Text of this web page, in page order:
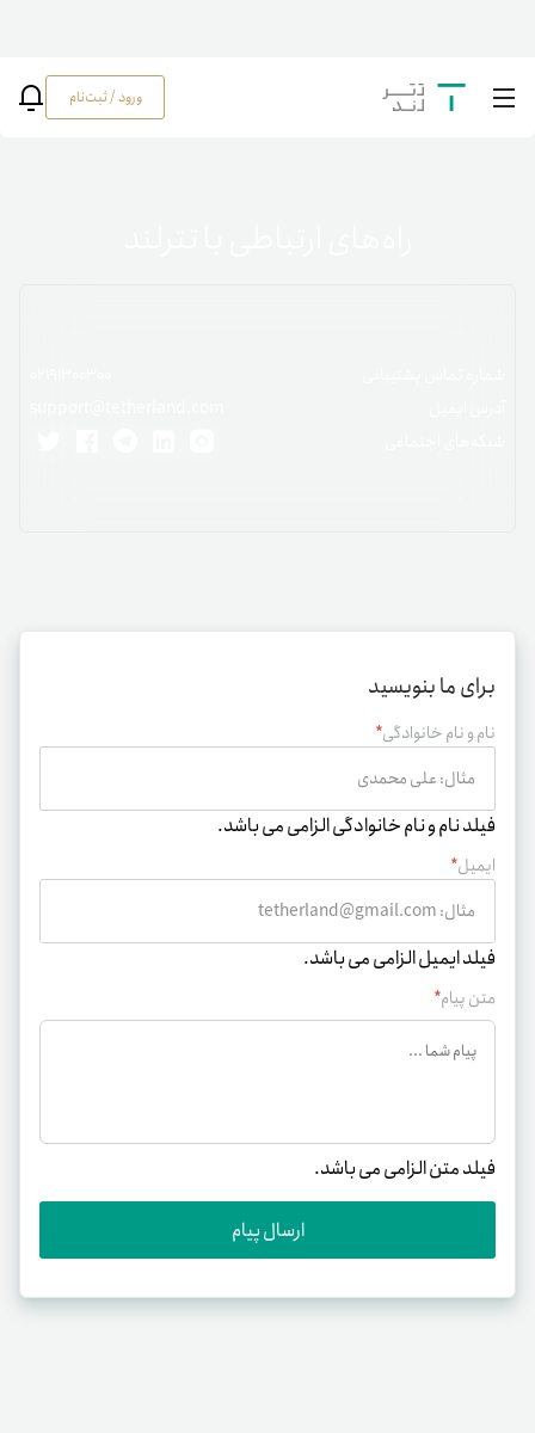
ورود / ثبت‌نام
برای ما بنویسید
نام و نام خانوادگی*
فیلد نام و نام خانوادگی الزامی می باشد.
ایمیل*
فیلد ایمیل الزامی می باشد.
متن پیام*
فیلد متن الزامی می باشد.
ارسال پیام